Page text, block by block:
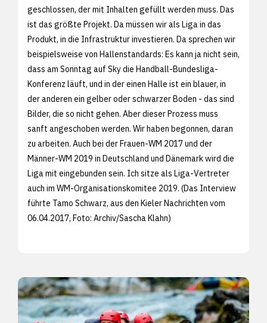
geschlossen, der mit Inhalten gefüllt werden muss. Das
ist das größte Projekt. Da müssen wir als Liga in das
Produkt, in die Infrastruktur investieren. Da sprechen wir
beispielsweise von Hallenstandards: Es kann ja nicht sein,
dass am Sonntag auf Sky die Handball-Bundesliga-
Konferenz läuft, und in der einen Halle ist ein blauer, in
der anderen ein gelber oder schwarzer Boden - das sind
Bilder, die so nicht gehen. Aber dieser Prozess muss
sanft angeschoben werden. Wir haben begonnen, daran
zu arbeiten. Auch bei der Frauen-WM 2017 und der
Männer-WM 2019 in Deutschland und Dänemark wird die
Liga mit eingebunden sein. Ich sitze als Liga-Vertreter
auch im WM-Organisationskomitee 2019. (Das Interview
führte Tamo Schwarz, aus den Kieler Nachrichten vom
06.04.2017, Foto: Archiv/Sascha Klahn)